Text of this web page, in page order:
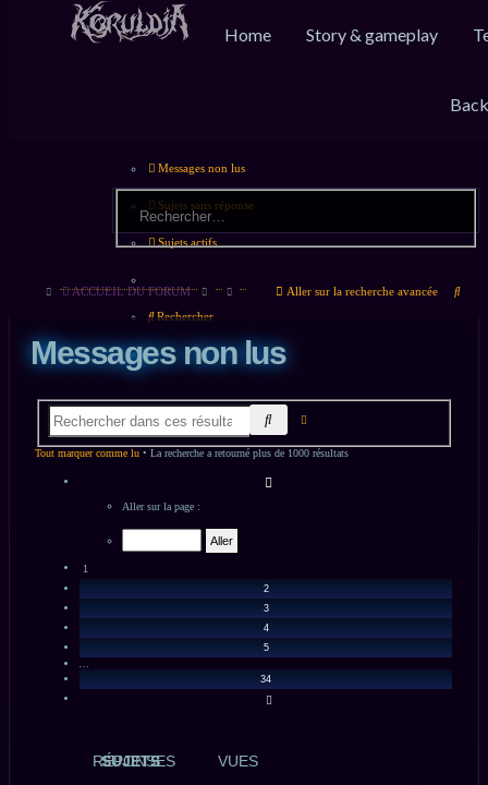
Home Story & gameplay
Messages non lus
Sujets sans réponse
Sujets actifs
Rechercher
Connexion
ACCUEIL DU FORUM Aller sur la recherche avancée
Messages non lus
RECHERCHER
AVANCÉE
Tout marquer comme lu • La recherche a retourné plus de 1000 résultats
PAGE
Aller sur la page :
1
2
3
4
5
34
SUIVANT
SUJETS
RÉPONSES
VUES